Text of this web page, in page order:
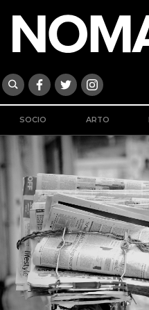
SOCIO ARTO